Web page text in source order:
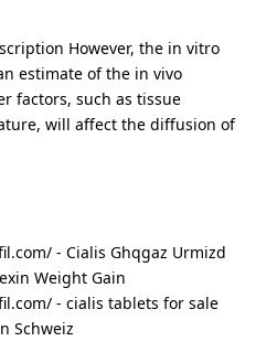
However, the in vitro
estimate of the in vivo
factors, such as tissue
will affect the diffusion of
- Cialis Ghqgaz Urmizd
Weight Gain
- cialis tablets for sale
Schweiz